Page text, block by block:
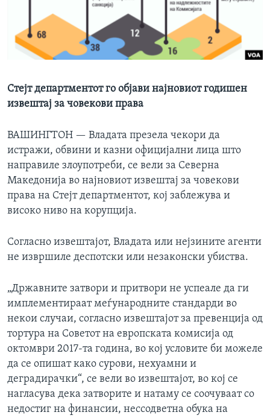
ИНТЕРВЈУА
Јазици
Стејт департментот го објави најновиот годишен
извештај за човекови права
ВАШИНГТОН — Владата презела чекори да
истражи, обвини и казни официјални лица што
направиле злоупотреби, се вели за Северна
Македонија во најновиот извештај за човекови
права на Стејт департментот, кој заблежува и
високо ниво на корупција.
Согласно извештајот, Владата или нејзините агенти
не извршиле деспотски или незаконски убиства.
„Државните затвори и притвори не успеале да ги
имплементираат меѓународните стандарди во
некои случаи, согласно извештајот за превенција од
тортура на Советот на европската комисија од
октомври 2017-та година, во кој условите би можеле
да се опишат како сурови, нехуамни и
деградирачки“, се вели во извештајот, во кој се
нагласува дека затворите и натаму се соочуваат со
недостиг на финансии, нессодветна обука на